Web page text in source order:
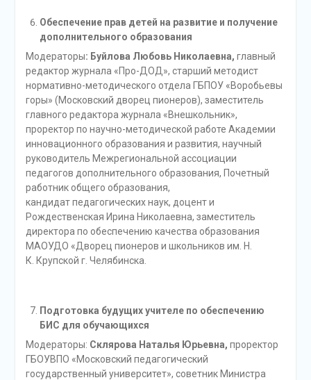
Обеспечение прав детей на развитие и получение
дополнительного образования
Модераторы: Буйлова Любовь Николаевна, главный
редактор журнала «Про-ДОД», старший методист
нормативно-методического отдела ГБПОУ «Воробьевы
горы» (Московский дворец пионеров), заместитель
главного редактора журнала «Внешкольник»,
проректор по научно-методической работе Академии
инновационного образования и развития, научный
руководитель Межрегиональной ассоциации
педагогов дополнительного образования, Почетный
работник общего образования,
кандидат педагогических наук, доцент и
Рождественская Ирина Николаевна, заместитель
директора по обеспечению качества образования
МАОУДО «Дворец пионеров и школьников им. Н.
К. Крупской г. Челябинска
Подготовка будущих учителе по обеспечению
БИС для обучающихся
Модераторы: Склярова Наталья Юрьевна, проректор
ГБОУВПО «Московский педагогический
государственный университет», советник Министра